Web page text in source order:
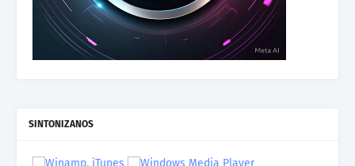
SINTONIZANOS